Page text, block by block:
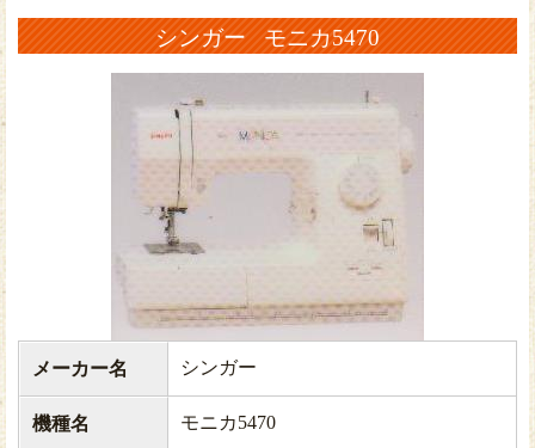
シンガー モニカ5470
メーカー名 シンガー
機種名 モニカ5470